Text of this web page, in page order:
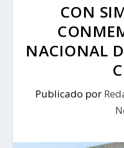
CON
NACIONAL
Publicado por